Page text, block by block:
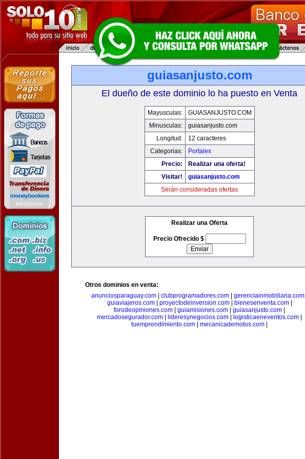
guiasanjusto.com
El dueño de este dominio lo ha puesto en Venta
Mayusculas:
GUIASANJUSTO.COM
Minusculas:
guiasanjusto.com
Longitud:
12 caracteres
Categorias:
Portales
Precio:
Realizar una oferta!
Visitar!
guiasanjusto.com
Serán consideradas ofertas
Realizar una Oferta
Precio Ofrecido $
Otros dominios en venta:
anunciosparaguay.com
clubprogramadores.com gerenciainmobiliaria.com
guiaviajeros.com| proyectodeinversion.com| bienesenventa.com|
forodeopiniones.com
guiamisiones.com guiasanjusto.com
mercadosegurador.com
lideresynegocios.com logisticaeneventos.com
tuemprendimiento.com
mecanicademotos.com